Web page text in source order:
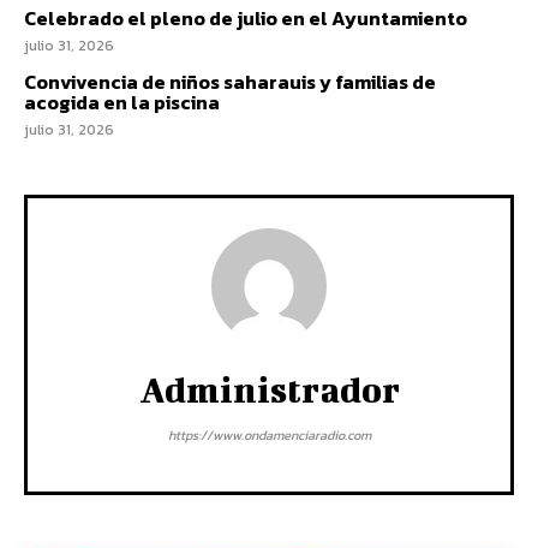
Celebrado el pleno de julio en el Ayuntamiento
julio 31, 2026
Convivencia de niños saharauis y familias de
acogida en la piscina
julio 31, 2026
Administrador
https://www.ondamenciaradio.com